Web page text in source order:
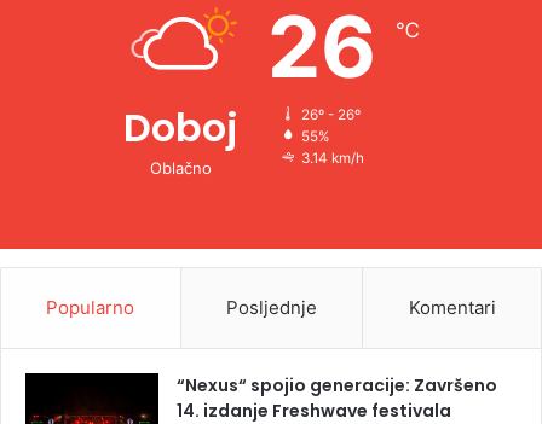
Doboj
Oblačno
26 ℃
26º - 26º
55%
3.14 km/h
Popularno Posljednje Komentari
“Nexus“ spojio generacije: Završeno
14. izdanje Freshwave festivala